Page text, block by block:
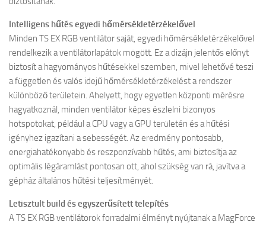
Intelligens hűtés egyedi hőmérsékletérzékelővel
Minden TS EX RGB ventilátor saját, egyedi hőmérsékletérzékelővel
rendelkezik a ventilátorlapátok mögött. Ez a dizájn jelentős előnyt
biztosít a hagyományos hűtésekkel szemben, mivel lehetővé teszi
a független és valós idejű hőmérsékletérzékelést a rendszer
különböző területein. Ahelyett, hogy egyetlen központi mérésre
hagyatkoznál, minden ventilátor képes észlelni bizonyos
hotspotokat, például a CPU vagy a GPU területén és a hűtési
igényhez igazítani a sebességét. Az eredmény pontosabb,
energiahatékonyabb és reszponzívabb hűtés, ami biztosítja az
optimális légáramlást pontosan ott, ahol szükség van rá, javítva a
gépház általános hűtési teljesítményét.
Letisztult build és egyszerűsített telepítés
A TS EX RGB ventilátorok forradalmi élményt nyújtanak a MagForce